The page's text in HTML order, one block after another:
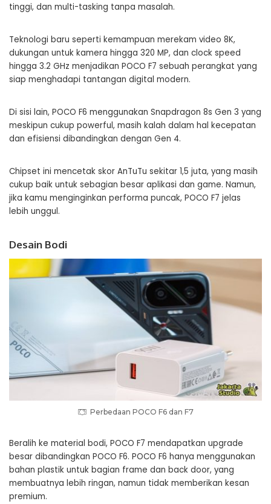
tinggi, dan multi-tasking tanpa masalah.
Teknologi baru seperti kemampuan merekam video 8K,
dukungan untuk kamera hingga 320 MP, dan clock speed
hingga 3.2 GHz menjadikan POCO F7 sebuah perangkat yang
siap menghadapi tantangan digital modern.
Di sisi lain, POCO F6 menggunakan Snapdragon 8s Gen 3 yang
meskipun cukup powerful, masih kalah dalam hal kecepatan
dan efisiensi dibandingkan dengan Gen 4.
Chipset ini mencetak skor AnTuTu sekitar 1,5 juta, yang masih
cukup baik untuk sebagian besar aplikasi dan game. Namun,
jika kamu menginginkan performa puncak, POCO F7 jelas
lebih unggul.
Desain Bodi
Perbedaan POCO F6 dan F7
Beralih ke material bodi, POCO F7 mendapatkan upgrade
besar dibandingkan POCO F6. POCO F6 hanya menggunakan
bahan plastik untuk bagian frame dan back door, yang
membuatnya lebih ringan, namun tidak memberikan kesan
premium.